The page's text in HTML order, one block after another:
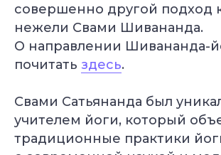
совершенно другой подход
нежели Свами Шивананда.
О направлении Шивананда-
почитать здесь.
Свами Сатьянанда был
учителем йоги, который
традиционные практики